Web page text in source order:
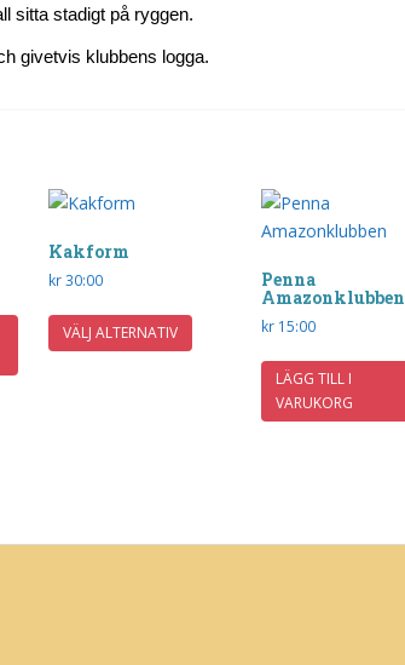
sitta stadigt på ryggen.
givetvis klubbens logga.
Kakform
kr30:00
VÄLJ ALTERNATIV
Den
produkten
Penna
Amazonklubben
kr15:00
LÄGG TILL I
VARUKORG